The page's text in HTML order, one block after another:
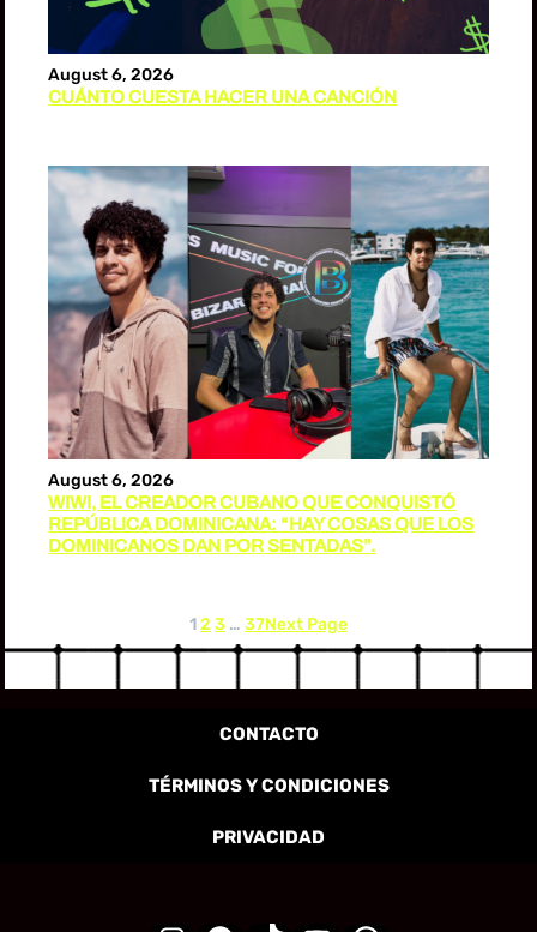
August 6, 2026
CUÁNTO CUESTA HACER UNA CANCIÓN
August 6, 2026
WIWI, EL CREADOR CUBANO QUE CONQUISTÓ
REPÚBLICA DOMINICANA: “HAY COSAS QUE LOS
DOMINICANOS DAN POR SENTADAS”.
12 3 … 37Next Page
CONTACTO
TÉRMINOS Y CONDICIONES
PRIVACIDAD